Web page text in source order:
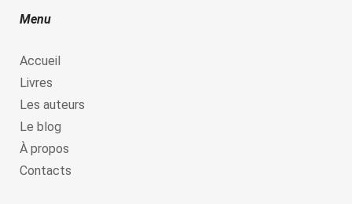
Menu
Accueil
Livres
Les auteurs
Le blog
À propos
Contacts